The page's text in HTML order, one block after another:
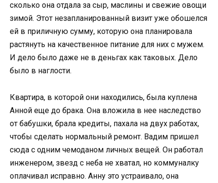
сколько она отдала за сыр, маслины и свежие овощи
зимой. Этот незапланированный визит уже обошелся
ей в приличную сумму, которую она планировала
растянуть на качественное питание для них с мужем.
И дело было даже не в деньгах как таковых. Дело
было в наглости.
Квартира, в которой они находились, была куплена
Анной еще до брака. Она вложила в нее наследство
от бабушки, брала кредиты, пахала на двух работах,
чтобы сделать нормальный ремонт. Вадим пришел
сюда с одним чемоданом личных вещей. Он работал
инженером, звезд с неба не хватал, но коммуналку
оплачивал исправно. Анну это устраивало, она